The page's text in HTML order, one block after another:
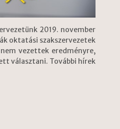
2019. november
oktatási szakszervezetek
vezettek eredményre,
választani. További hírek